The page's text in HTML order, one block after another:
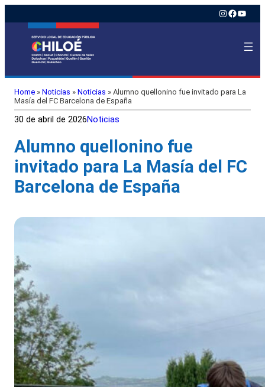
Instagram
Home » Noticias » Noticias » Alumno quellonino fue invitado para La
Masía del FC Barcelona de España
30 de abril de 2026Noticias
Alumno quellonino fue
invitado para La Masía del FC
Barcelona de España